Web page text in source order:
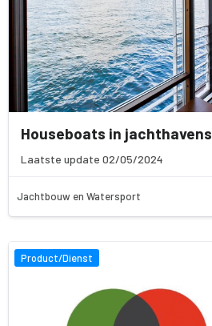
Houseboats in jachthavens
Laatste update 02/05/2024
Jachtbouw en Watersport
Product/Dienst